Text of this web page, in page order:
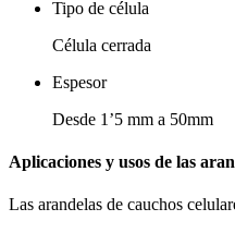
Tipo de célula
Célula cerrada
Espesor
Desde 1’5 mm a 50mm
Aplicaciones y usos de las
Las arandelas de cauchos